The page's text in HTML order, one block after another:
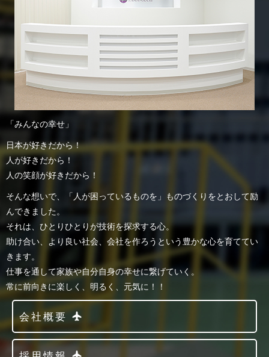
「みんなの幸せ」
日本が好きだから！
人が好きだから！
人の笑顔が好きだから！
そんな想いで、「人が困っているものを」ものづくりをとおして励
んできました。
それは、ひとりひとりが技術を探求する心。
助け合い、より良い社会、会社を作ろうという豊かな心を育ててい
きます。
仕事を通して家族や自分自身の幸せに繋げていく。
常に前向きに楽しく、明るく、元気に！！
会社概要